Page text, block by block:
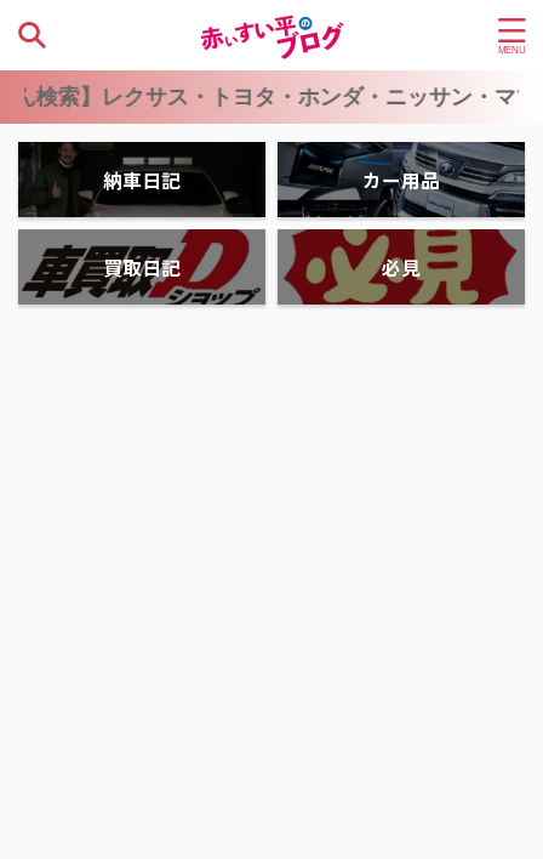
レクサス・トヨタ・ホンダ・ニッサン・マツダ・ス
納車日記 カー用品
買取日記 必見